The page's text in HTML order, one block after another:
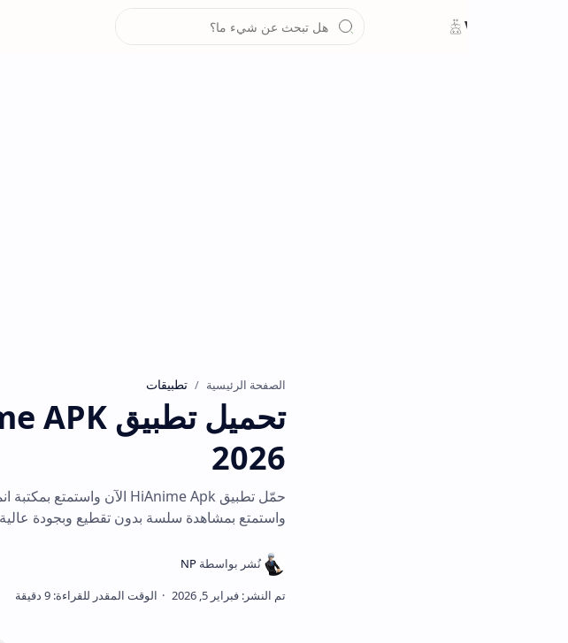
تطبيقات
واستمتع بمشاهدة سلسة بدون تقطيع وبجودة عالية.